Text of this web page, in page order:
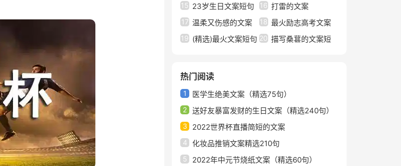
句）
案
圈文案句子（通用30
句）
15 23岁生日文案短句
干净
16 打雷的文案
17 温柔又伤感的文案 18 最火励志高考文案
短句精编汇集通用
19 (精选)最火文案短句 20 描写桑葚的文案短
热门阅读
1 医学生绝美文案（精选75句）
2 送好友暴富发财的生日文案（精选240句）
3 2022世界杯直播简短的文案
4 化妆品推销文案精选210句
5 2022年中元节烧纸文案（精选60句）